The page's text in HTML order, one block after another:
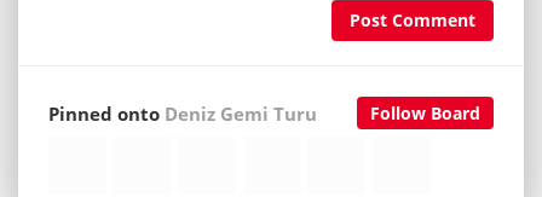
Post Comment
Follow Board
Pinned onto Deniz Gemi Turu